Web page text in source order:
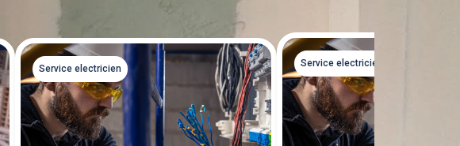
Service electricien Service electricien